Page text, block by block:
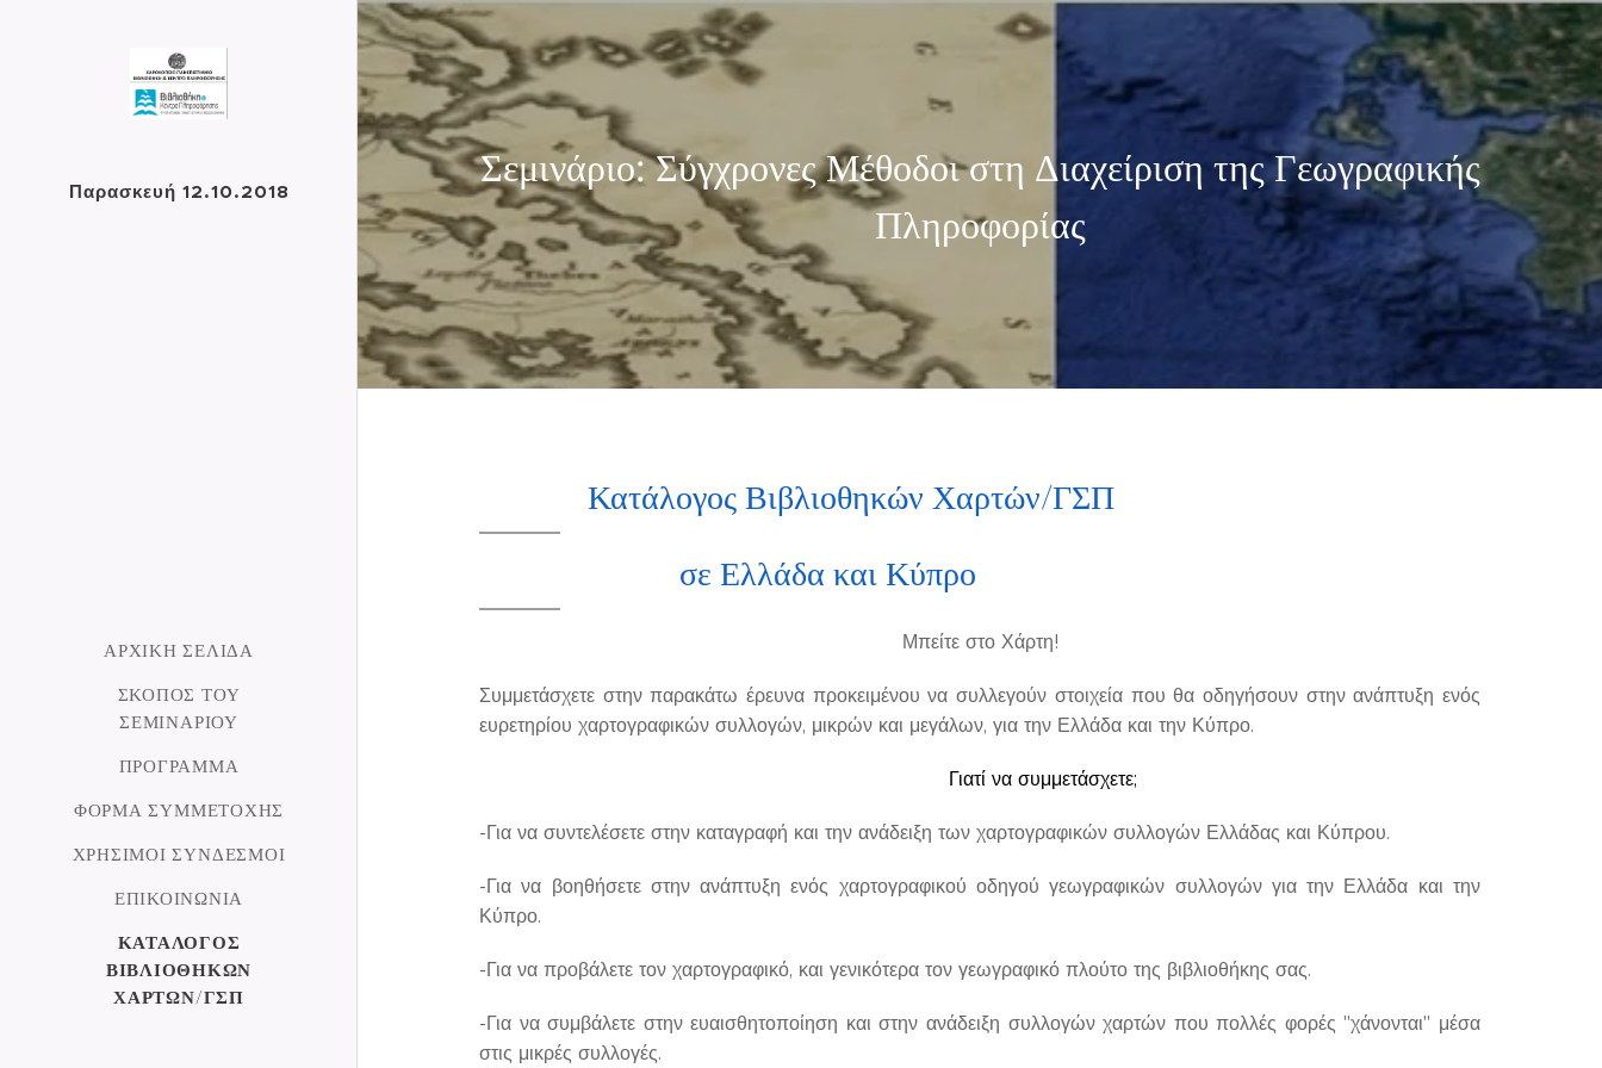
Παρασκευή 12.10.2018
ΑΡΧΙΚΉ ΣΕΛΊΔΑ
ΣΚΟΠΌΣ ΤΟΥ
ΣΕΜΙΝΑΡΊΟΥ
ΠΡΌΓΡΑΜΜΑ
ΦΌΡΜΑ ΣΥΜΜΕΤΟΧΉΣ
ΧΡΉΣΙΜΟΙ ΣΎΝΔΕΣΜΟΙ
ΕΠΙΚΟΙΝΩΝΊΑ
ΚΑΤΆΛΟΓΟΣ
ΒΙΒΛΙΟΘΗΚΏΝ
ΧΑΡΤΏΝ/ΓΣΠ
Σεμινάριο: Σύγχρονες Μέθοδοι στη Διαχείριση της Γεωγραφικής
Πληροφορίας
Κατάλογος Βιβλιοθηκών Χαρτών/ΓΣΠ
σε Ελλάδα και Κύπρο
Μπείτε στο Χάρτη!
Συμμετάσχετε στην παρακάτω έρευνα προκειμένου να συλλεγούν στοιχεία που θα οδηγήσουν στην ανάπτυξη ενός
ευρετηρίου χαρτογραφικών συλλογών, μικρών και μεγάλων, για την Ελλάδα και την Κύπρο.
Γιατί να συμμετάσχετε;
-Για να συντελέσετε στην καταγραφή και την ανάδειξη των χαρτογραφικών συλλογών Ελλάδας και Κύπρου.
-Για να βοηθήσετε στην ανάπτυξη ενός χαρτογραφικού οδηγού γεωγραφικών συλλογών για την Ελλάδα και την
Κύπρο.
-Για να προβάλετε τον χαρτογραφικό, και γενικότερα τον γεωγραφικό πλούτο της βιβλιοθήκης σας.
-Για να συμβάλετε στην ευαισθητοποίηση και στην ανάδειξη συλλογών χαρτών που πολλές φορές "χάνονται" μέσα
στις μικρές συλλογές.